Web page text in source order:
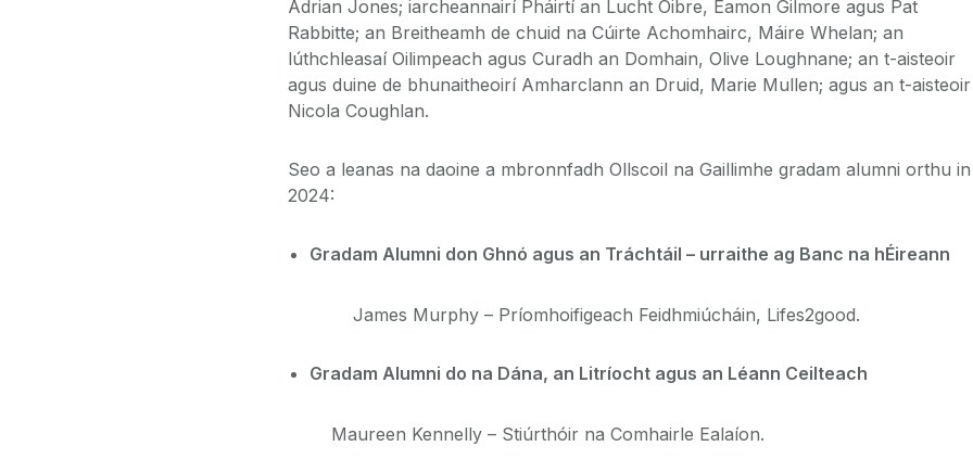
Adrian Jones; iarcheannairí Pháirtí an Lucht Oibre, Eamon Gilmore agus Pat
Rabbitte; an Breitheamh de chuid na Cúirte Achomhairc, Máire Whelan; an
lúthchleasaí Oilimpeach agus Curadh an Domhain, Olive Loughnane; an t-aisteoir
agus duine de bhunaitheoirí Amharclann an Druid, Marie Mullen; agus an t-aisteoir
Nicola Coughlan.
Seo a leanas na daoine a mbronnfadh Ollscoil na Gaillimhe gradam alumni orthu in
2024:
Gradam Alumni don Ghnó agus an Tráchtáil – urraithe ag Banc na hÉireann
James Murphy – Príomhoifigeach Feidhmiúcháin, Lifes2good.
Gradam Alumni do na Dána, an Litríocht agus an Léann Ceilteach
Maureen Kennelly – Stiúrthóir na Comhairle Ealaíon.